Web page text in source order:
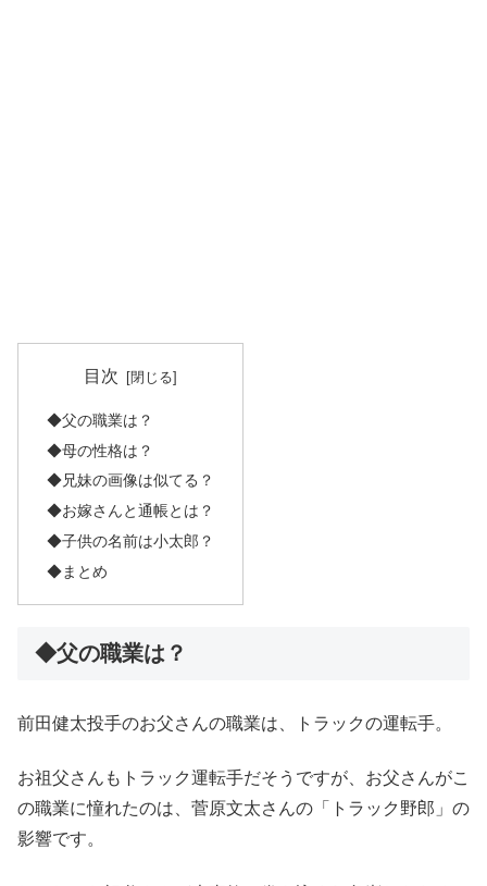
目次
◆父の職業は？
◆母の性格は？
◆兄妹の画像は似てる？
◆お嫁さんと通帳とは？
◆子供の名前は小太郎？
◆まとめ
◆父の職業は？
前田健太投手のお父さんの職業は、トラックの運転手。
お祖父さんもトラック運転手だそうですが、お父さんがこ
の職業に憧れたのは、菅原文太さんの「トラック野郎」の
影響です。